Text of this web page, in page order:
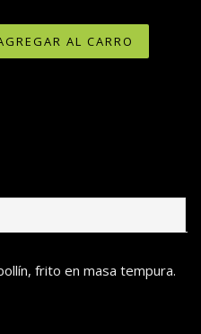
frito en masa tempura.